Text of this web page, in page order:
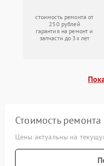
стоимость ремонта от
250 рублей
гарантия на ремонт и
запчасти до 3х лет
Стоимость ремонта
Цены актуальны на